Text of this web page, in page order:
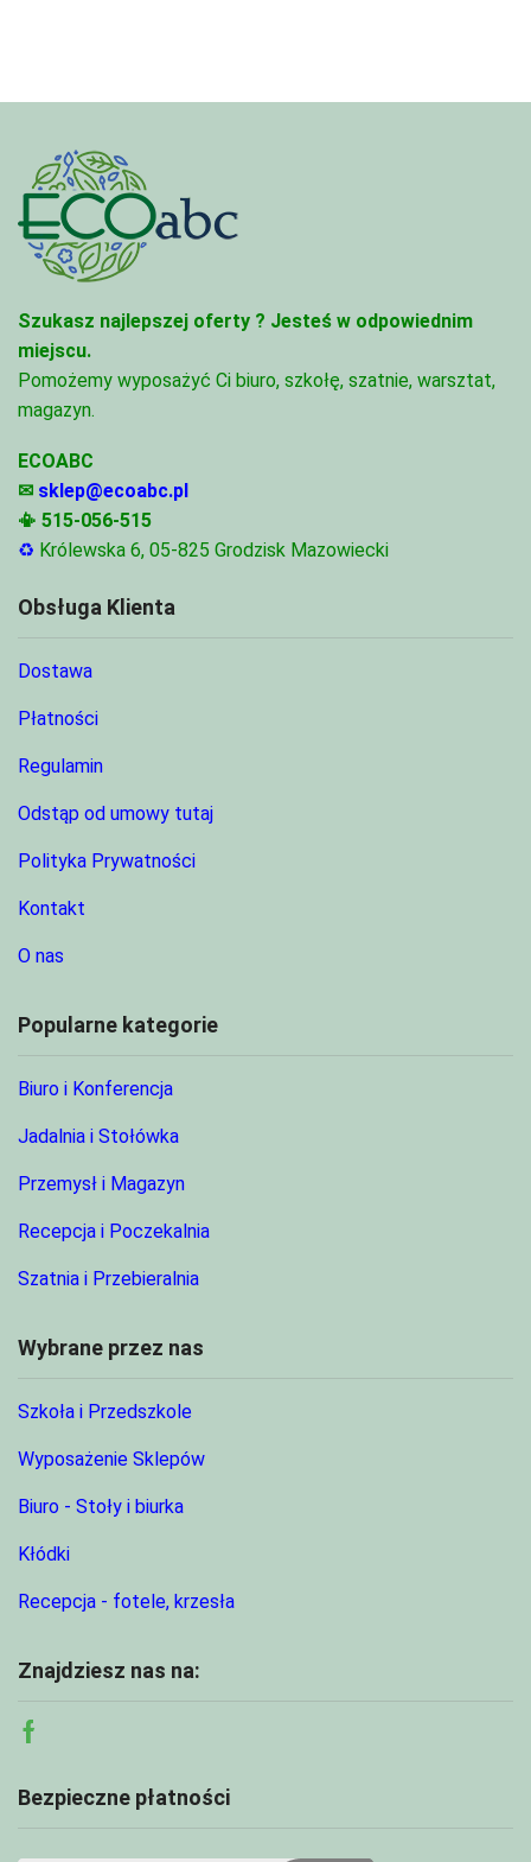
Szukasz najlepszej oferty ? Jesteś w odpowiednim
miejscu.
Pomożemy wyposażyć Ci biuro, szkołę, szatnie, warsztat,
magazyn.
ECOABC
✉ sklep@ecoabc.pl
📳 515-056-515
♻ Królewska 6, 05-825 Grodzisk Mazowiecki
Obsługa Klienta
Dostawa
Płatności
Regulamin
Odstąp od umowy tutaj
Polityka Prywatności
Kontakt
O nas
Popularne kategorie
Biuro i Konferencja
Jadalnia i Stołówka
Przemysł i Magazyn
Recepcja i Poczekalnia
Szatnia i Przebieralnia
Wybrane przez nas
Szkoła i Przedszkole
Wyposażenie Sklepów
Biuro - Stoły i biurka
Kłódki
Recepcja - fotele, krzesła
Znajdziesz nas na:
Facebook
Bezpieczne płatności